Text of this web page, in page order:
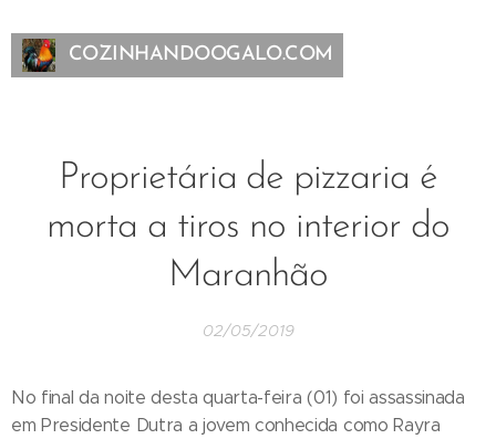
COZINHANDOOGALO.COM
Proprietária de pizzaria é
morta a tiros no interior do
Maranhão
02/05/2019
No final da noite desta quarta-feira (01) foi assassinada
em Presidente Dutra a jovem conhecida como Rayra